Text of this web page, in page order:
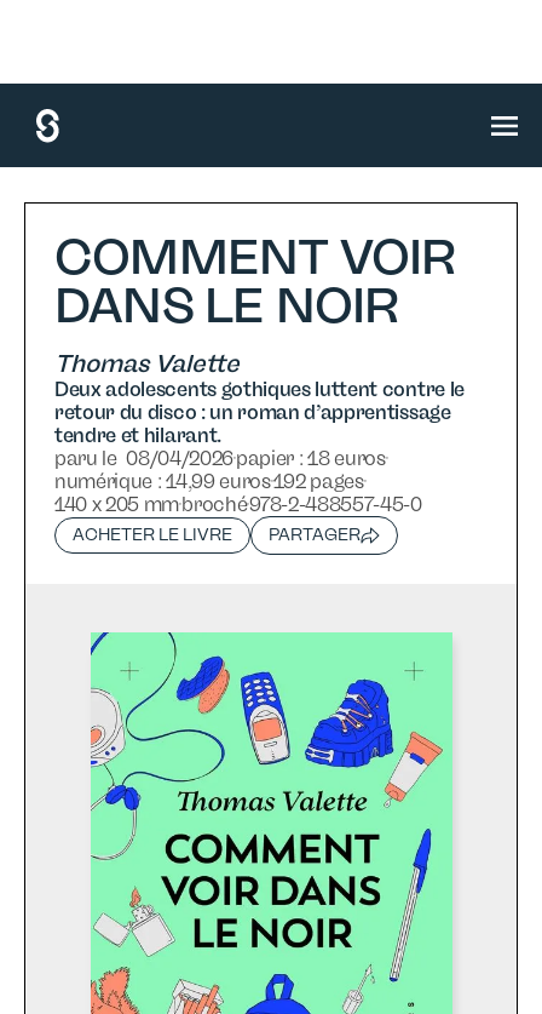
accueil comment voir dans le noir
COMMENT VOIR
DANS LE NOIR
Thomas Valette
Deux adolescents gothiques luttent contre le
retour du disco : un roman d’apprentissage
tendre et hilarant.
paru le08/04/2026papier :18 euros
numérique :14,99 euros192 pages
140 x 205 mmbroché978-2-488557-45-0
ACHETER LE LIVRE PARTAGER